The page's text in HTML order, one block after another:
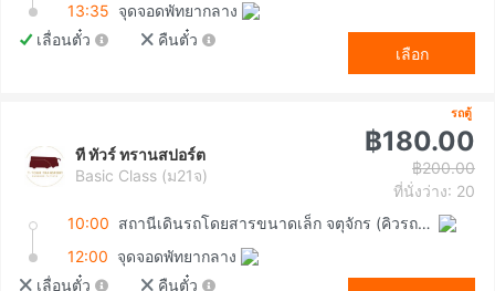
13:35 จุดจอดพัทยากลาง
เลื่อนตั๋ว
คืนตั๋ว
เลือก
รถตู้
ที ทัวร์ ทรานสปอร์ต
Basic Class (ม21จ)
฿180.00
฿200.00
ที่นั่งว่าง: 20
10:00
สถานีเดินรถโดยสารขนาดเล็ก จตุจักร (คิวรถตู้หมอชิต 2)
12:00 จุดจอดพัทยากลาง
เลื่อนตั๋ว
คืนตั๋ว